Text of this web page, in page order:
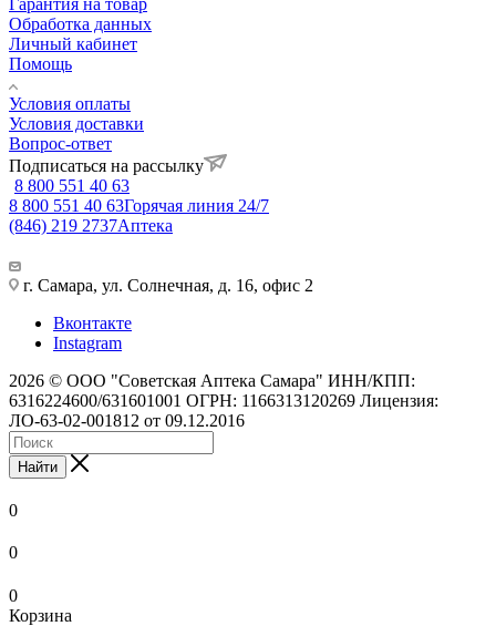
Обработка данных
Личный кабинет
Помощь
Условия оплаты
Условия доставки
Вопрос-ответ
Подписаться на рассылку
8 800 551 40 63
8 800 551 40 63Горячая линия 24/7
(846) 219 2737Аптека
г. Самара, ул. Солнечная, д. 16, офис 2
Вконтакте
Instagram
2026 © ООО "Советская Аптека Самара" ИНН/КПП:
6316224600/631601001 ОГРН: 1166313120269 Лицензия:
ЛО-63-02-001812 от 09.12.2016
Найти
0
0
0
Корзина